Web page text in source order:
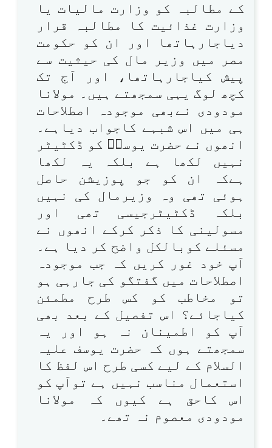
کے مطالبہ کو وزارت مالیات یا
وزارت غذائیت کا مطالبہ قرار
دیاجارہاتھا اور ان کو حکومت
مصر میں وزیر مال کی حیثیت سے
پیش کیاجارہاتھا، اور آج تک
کچھ لوگ یہی سمجھتے ہیں۔ مولانا
مودودی نےبھی موجودہ اصطلاحات
ہی میں اس شبہے کاجواب دیاہے۔
انھوں نے حضرت یوسفؑ کو ڈکٹیٹر
نہیں لکھا ہے بلکہ یہ لکھا
ہےکہ ان کو جو پوزیشن حاصل
ہوئی تھی وہ وزیرمال کی نہیں
بلکہ ڈکٹیٹرجیسی تھی اور
مسولینی کا ذکر کرکے انھوں نے
مسئلے کوبالکل واضح کر دیا ہے۔
آپ خود غور کریں کہ جب موجودہ
اصطلاحات میں گفتگو کی جارہی ہو
تو مخاطب کو کس طرح مطمئن
کیاجائے؟ اس تفصیل کے بعد بھی
آپ کو اطمینان نہ ہو اور یہ
سمجھتے ہوں کہ حضرت یوسف علیہ
السلام کے لیے کسی طرح اس لفظ کا
استعمال مناسب نہیں ہے توآپ کو
اس کاحق ہے کیوں کہ مولانا
مودودی معصوم نہ تھے۔